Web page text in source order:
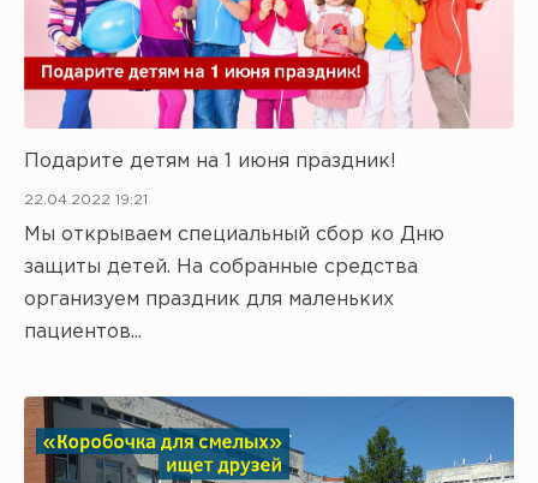
Подарите детям на 1 июня праздник!
22.04.2022 19:21
Мы открываем специальный сбор ко Дню
защиты детей. На собранные средства
организуем праздник для маленьких
пациентов...